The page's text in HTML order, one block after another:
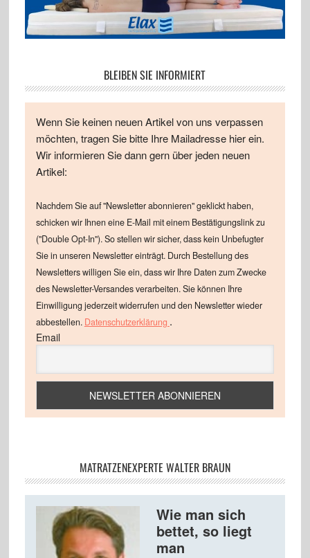
BLEIBEN SIE INFORMIERT
Wenn Sie keinen neuen Artikel von uns verpassen
möchten, tragen Sie bitte Ihre Mailadresse hier ein.
Wir informieren Sie dann gern über jeden neuen
Artikel:
Nachdem Sie auf "Newsletter abonnieren" geklickt haben,
schicken wir Ihnen eine E-Mail mit einem Bestätigungslink zu
("Double Opt-In"). So stellen wir sicher, dass kein Unbefugter
Sie in unseren Newsletter einträgt. Durch Bestellung des
Newsletters willigen Sie ein, dass wir Ihre Daten zum Zwecke
des Newsletter-Versandes verarbeiten. Sie können Ihre
Einwilligung jederzeit widerrufen und den Newsletter wieder
abbestellen. Datenschutzerklärung .
Email
MATRATZENEXPERTE WALTER BRAUN
Wie man sich
bettet, so liegt
man